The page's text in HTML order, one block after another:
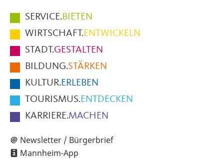
Hauptmenüpunkte
im
Fußbereich
der
Seite
SERVICE.BIETEN
WIRTSCHAFT.ENTWICKELN
STADT.GESTALTEN
BILDUNG.STÄRKEN
KULTUR.ERLEBEN
TOURISMUS.ENTDECKEN
KARRIERE.MACHEN
Newsletter / Bürgerbrief
Mannheim-App